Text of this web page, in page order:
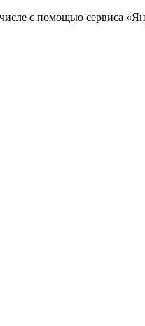
с помощью сервиса